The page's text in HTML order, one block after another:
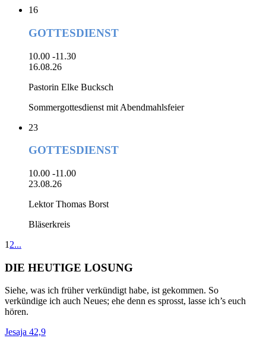
16
GOTTESDIENST
10.00 -11.30
16.08.26
Pastorin Elke Bucksch
Sommergottesdienst mit Abendmahlsfeier
23
GOTTESDIENST
10.00 -11.00
23.08.26
Lektor Thomas Borst
Bläserkreis
1 2...
DIE HEUTIGE LOSUNG
Siehe, was ich früher verkündigt habe, ist gekommen. So
verkündige ich auch Neues; ehe denn es sprosst, lasse ich’s euch
hören.
Jesaja 42,9